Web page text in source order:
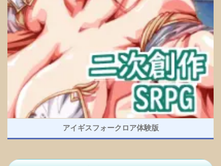
アイギスフォークロア体験版